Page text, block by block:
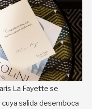
La Fayette se
salida desemboca